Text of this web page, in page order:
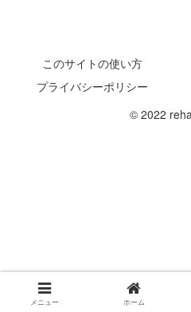
このサイトの使い方
プライバシーポリシー
© 2022
メニュー ホーム